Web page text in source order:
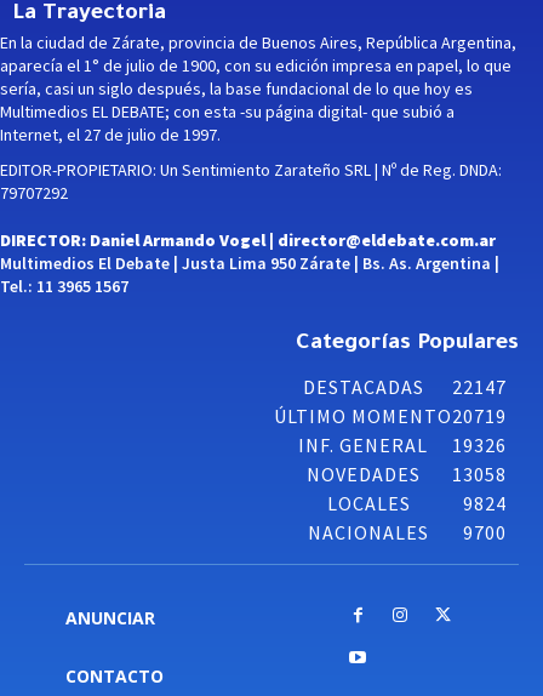
La Trayectoria
En la ciudad de Zárate, provincia de Buenos Aires, República Argentina,
aparecía el 1° de julio de 1900, con su edición impresa en papel, lo que
sería, casi un siglo después, la base fundacional de lo que hoy es
Multimedios EL DEBATE; con esta -su página digital- que subió a
Internet, el 27 de julio de 1997.
EDITOR-PROPIETARIO: Un Sentimiento Zarateño SRL | Nº de Reg. DNDA:
79707292
DIRECTOR: Daniel Armando Vogel | director@eldebate.com.ar
Multimedios El Debate | Justa Lima 950 Zárate | Bs. As. Argentina |
Tel.: 11 3965 1567
Categorías Populares
DESTACADAS
22147
ÚLTIMO MOMENTO20719
INF. GENERAL
19326
NOVEDADES
13058
LOCALES
9824
NACIONALES
9700
ANUNCIAR
CONTACTO